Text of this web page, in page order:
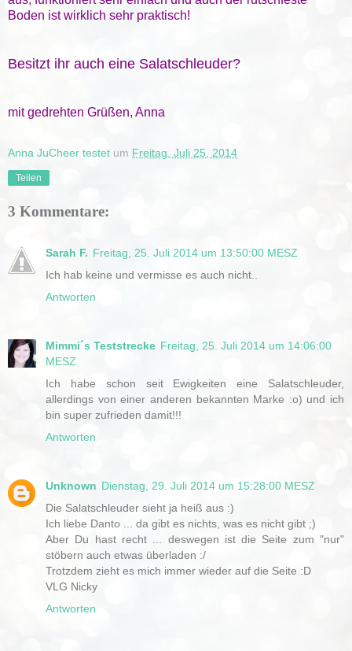
Boden ist wirklich sehr praktisch!
Besitzt ihr auch eine Salatschleuder?
mit gedrehten Grüßen, Anna
Anna JuCheer testet um Freitag, Juli 25, 2014
Teilen
3 Kommentare:
Sarah F. Freitag, 25. Juli 2014 um 13:50:00 MESZ
Ich hab keine und vermisse es auch nicht..
Antworten
Mimmi´s Teststrecke Freitag, 25. Juli 2014 um 14:06:00
MESZ
Ich habe schon seit Ewigkeiten eine Salatschleuder,
allerdings von einer anderen bekannten Marke :o) und ich
bin super zufrieden damit!!!
Antworten
Unknown Dienstag, 29. Juli 2014 um 15:28:00 MESZ
Die Salatschleuder sieht ja heiß aus :)
Ich liebe Danto ... da gibt es nichts, was es nicht gibt ;)
Aber Du hast recht ... deswegen ist die Seite zum "nur"
stöbern auch etwas überladen :/
Trotzdem zieht es mich immer wieder auf die Seite :D
VLG Nicky
Antworten